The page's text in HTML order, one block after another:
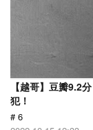
【越哥】豆瓣9.2
犯！
# 6